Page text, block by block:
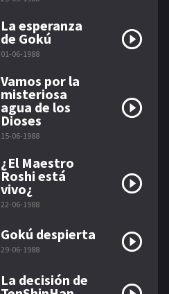
La esperanza
de Gokú
01-06-1988
Vamos por la
misteriosa
agua de los
Dioses
15-06-1988
¿El Maestro
Roshi está
vivo¿
22-06-1988
Gokú despierta
29-06-1988
La decisión de